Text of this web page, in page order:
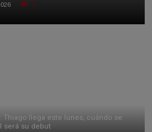
2
Thiago llega este lunes, cuándo se
será su debut